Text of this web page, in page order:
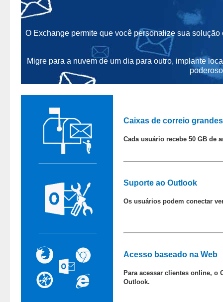
O Exchange permite que você personalize sua
Migre para a nuvem de um dia para outro, implante
Caixas de correio grandes
Cada usuário recebe 50 GB de
Suporte ao Outlook
Os usuários podem conectar
Acesso baseado na Web
Para acessar clientes online, o
Outlook.